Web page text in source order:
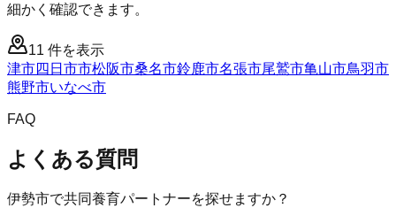
細かく確認できます。
11 件を表示
津市四日市市松阪市桑名市鈴鹿市名張市尾鷲市亀山市鳥羽市
熊野市いなべ市
FAQ
よくある質問
伊勢市で共同養育パートナーを探せますか？